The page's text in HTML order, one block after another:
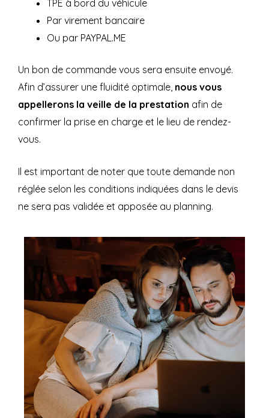
TPE à bord du véhicule
Par virement bancaire
Ou par PAYPAL.ME
Un bon de commande vous sera ensuite envoyé.
Afin d’assurer une fluidité optimale, nous vous
appellerons la veille de la prestation afin de
confirmer la prise en charge et le lieu de rendez-
vous.
Il est important de noter que toute demande non
réglée selon les conditions indiquées dans le devis
ne sera pas validée et apposée au planning.